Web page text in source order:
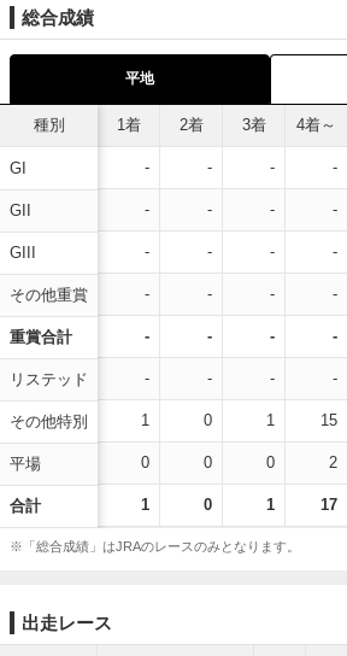
総合成績
平地
種別
GI
GII
GIII
その他重賞
重賞合計
リステッド
その他特別
平場
合計
1着 2着 3着 4着～
- - - -
- - - -
- - - -
- - - -
- - - -
- - - -
1 0 1 15
0 0 0 2
1 0 1 17
※「総合成績」はJRAのレースのみとなります。
出走レース